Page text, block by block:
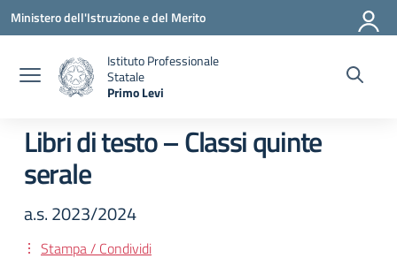
Vai ai contenuti
Vai al menu di navigazione
Vai al footer
Ministero dell'Istruzione e del Merito
Istituto Professionale
Statale
Primo Levi
Libri di testo – Classi quinte
serale
a.s. 2023/2024
Stampa / Condividi